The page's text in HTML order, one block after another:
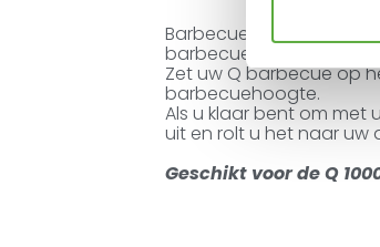
Barbecue ook in het
barbecueën net zo
Zet uw Q barbecue op
barbecuehoogte.
Als u klaar bent om
uit en rolt u het naar uw
Geschikt voor de Q